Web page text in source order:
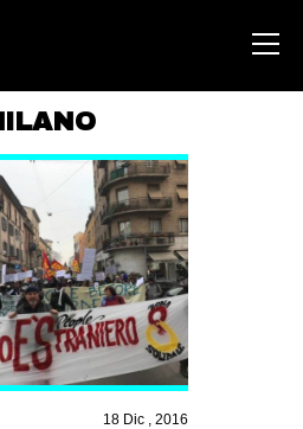
ABOUT
AREA
FREESTYLE
LAMBRETTA
18 Dic , 2016